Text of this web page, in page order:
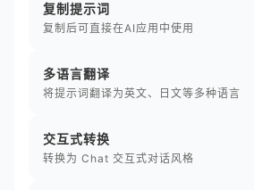
复制提示词
复制后可直接在AI应用中使用
多语言翻译
将提示词翻译为英文、日文等多种语言
交互式转换
转换为 Chat 交互式对话风格